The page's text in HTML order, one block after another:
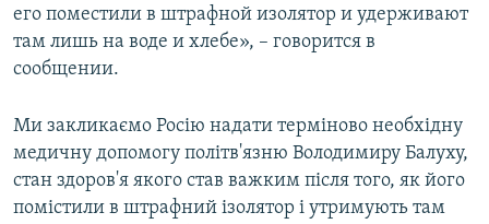
его поместили в штрафной изолятор и удерживают
там лишь на воде и хлебе», – говорится в
сообщении.
Ми закликаємо Росію надати терміново необхідну
медичну допомогу політв'язню Володимиру Балуху,
стан здоров'я якого став важким після того, як його
помістили в штрафний ізолятор і утримують там